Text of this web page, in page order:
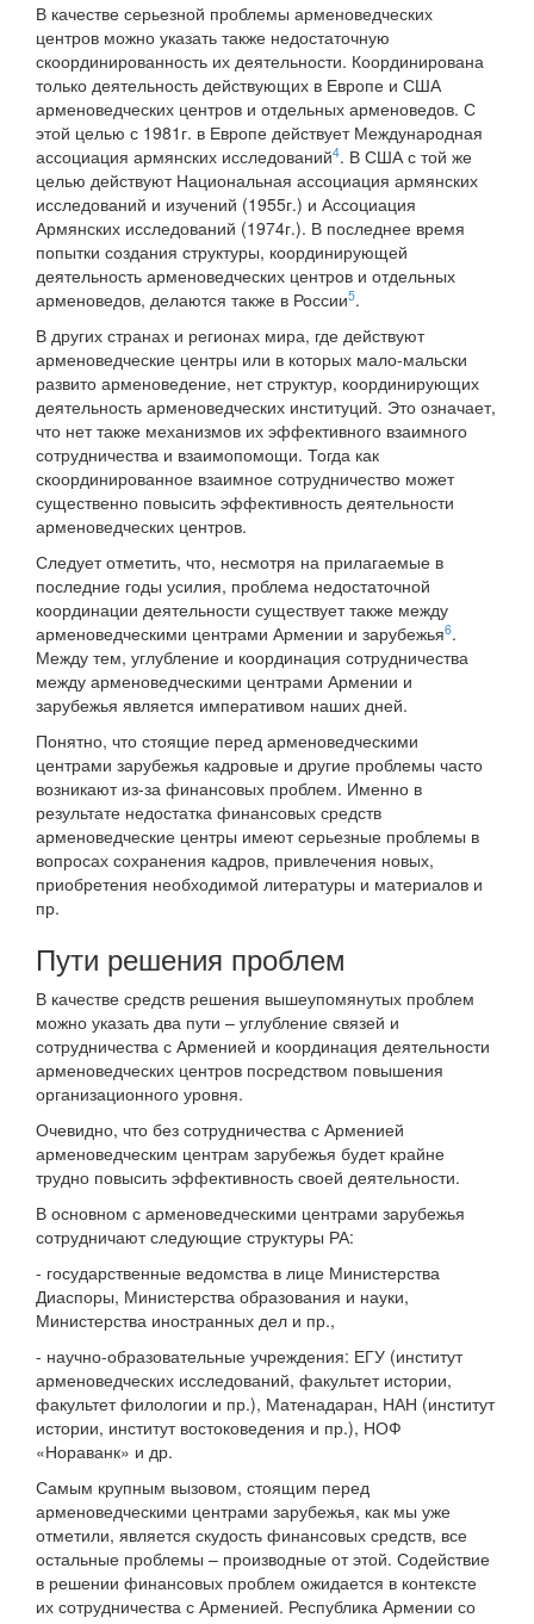
В качестве серьезной проблемы арменоведческих
центров можно указать также недостаточную
скоординированность их деятельности. Координирована
только деятельность действующих в Европе и США
арменоведческих центров и отдельных арменоведов. С
этой целью с 1981г. в Европе действует Международная
ассоциация армянских исследований4. В США с той же
целью действуют Национальная ассоциация армянских
исследований и изучений (1955г.) и Ассоциация
Армянских исследований (1974г.). В последнее время
попытки создания структуры, координирующей
деятельность арменоведческих центров и отдельных
арменоведов, делаются также в России5.
В других странах и регионах мира, где действуют
арменоведческие центры или в которых мало-мальски
развито арменоведение, нет структур, координирующих
деятельность арменоведческих институций. Это означает,
что нет также механизмов их эффективного взаимного
сотрудничества и взаимопомощи. Тогда как
скоординированное взаимное сотрудничество может
существенно повысить эффективность деятельности
арменоведческих центров.
Следует отметить, что, несмотря на прилагаемые в
последние годы усилия, проблема недостаточной
координации деятельности существует также между
арменоведческими центрами Армении и зарубежья6.
Между тем, углубление и координация сотрудничества
между арменоведческими центрами Армении и
зарубежья является императивом наших дней.
Понятно, что стоящие перед арменоведческими
центрами зарубежья кадровые и другие проблемы часто
возникают из-за финансовых проблем. Именно в
результате недостатка финансовых средств
арменоведческие центры имеют серьезные проблемы в
вопросах сохранения кадров, привлечения новых,
приобретения необходимой литературы и материалов и
пр.
Пути решения проблем
В качестве средств решения вышеупомянутых проблем
можно указать два пути – углубление связей и
сотрудничества с Арменией и координация деятельности
арменоведческих центров посредством повышения
организационного уровня.
Очевидно, что без сотрудничества с Арменией
арменоведческим центрам зарубежья будет крайне
трудно повысить эффективность своей деятельности.
В основном с арменоведческими центрами зарубежья
сотрудничают следующие структуры РА:
- государственные ведомства в лице Министерства
Диаспоры, Министерства образования и науки,
Министерства иностранных дел и пр.,
- научно-образовательные учреждения: ЕГУ (институт
арменоведческих исследований, факультет истории,
факультет филологии и пр.), Матенадаран, НАН (институт
истории, институт востоковедения и пр.), НОФ
«Нораванк» и др.
Самым крупным вызовом, стоящим перед
арменоведческими центрами зарубежья, как мы уже
отметили, является скудость финансовых средств, все
остальные проблемы – производные от этой. Содействие
в решении финансовых проблем ожидается в контексте
их сотрудничества с Арменией. Республика Армении со